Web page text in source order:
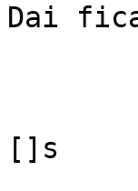
Dai
[]s